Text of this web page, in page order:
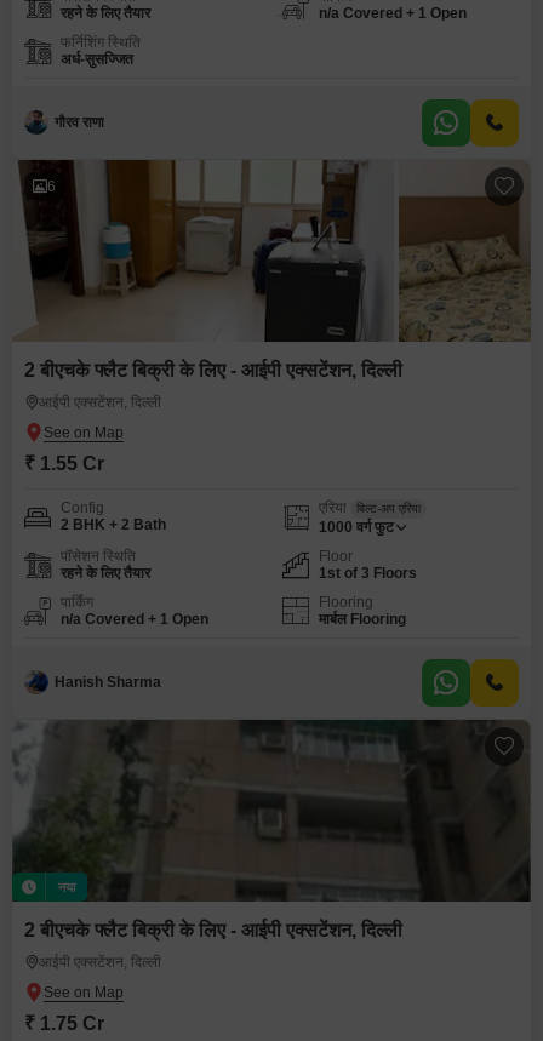
रहने के लिए तैयार
n/a Covered + 1 Open
फर्निशिंग स्थिति
अर्ध-सुसज्जित
गौरव राणा
6
2 बीएचके फ्लैट बिक्री के लिए - आईपी एक्सटेंशन, दिल्ली
आईपी एक्सटेंशन, दिल्ली
₹ 1.55 Cr
Config
2 BHK + 2 Bath
एरिया बिल्ट-अप एरिया
1000 वर्ग फुट
पॉसेशन स्थिति
रहने के लिए तैयार
Floor
1st of 3 Floors
पार्किंग
n/a Covered + 1 Open
Flooring
मार्बल Flooring
Hanish Sharma
नया
2 बीएचके फ्लैट बिक्री के लिए - आईपी एक्सटेंशन, दिल्ली
आईपी एक्सटेंशन, दिल्ली
₹ 1.75 Cr